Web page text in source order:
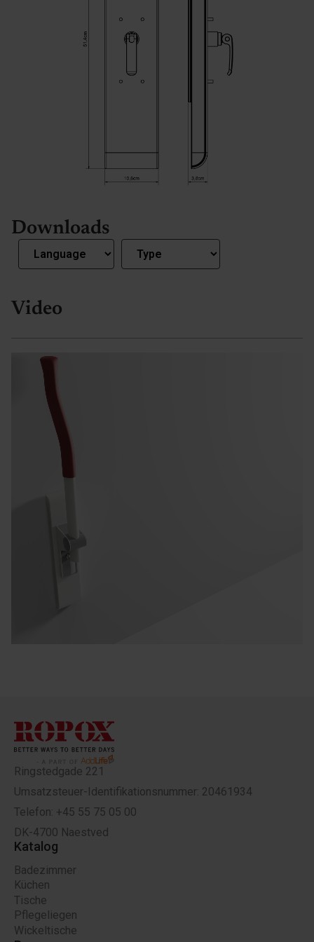
Downloads
Video
Ringstedgade 221
Umsatzsteuer-Identifikationsnummer: 20461934
Telefon: +45 55 75 05 00
DK-4700 Naestved
Katalog
Badezimmer
Küchen
Tische
Pflegeliegen
Wickeltische